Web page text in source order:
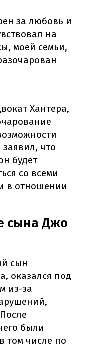
за любовь и
на
моей семьи,
Хантера,
что
будет
со всеми
в отношении
сына Джо
сын
оказался под
из-за
были
том числе по